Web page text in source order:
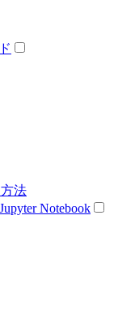
法
Notebook